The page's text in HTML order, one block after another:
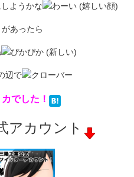
ようかな
あったら
辺で
でした！
アカウント